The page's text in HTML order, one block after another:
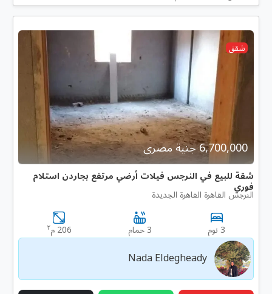
شقق
6,700,000 جنية مصرى
شقة للبيع في النرجس فيلات أرضي مرتفع بجاردن استلام
فوري
النرجس القاهرة القاهرة الجديدة
3 نوم 3 حمام 206 م ٢
Nada Eldegheady